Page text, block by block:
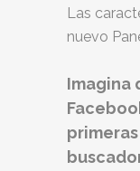
Las
nuevo
Imagina